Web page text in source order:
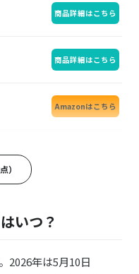
商品詳細はこちら
商品詳細はこちら
Amazonはこちら
フルー
）
いつ？
2026年は5月10日